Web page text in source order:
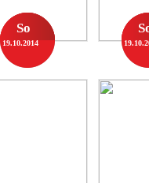
So
19.10.2014